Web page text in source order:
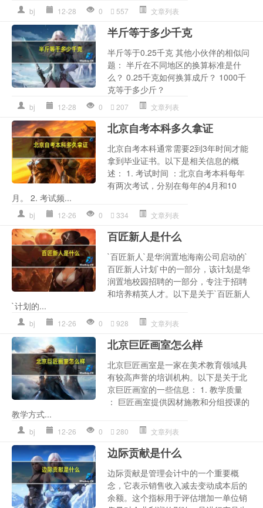
bj 12-28 0 557 文章列表
半斤等于多少千克
半斤等于0.25千克 其他小伙伴的相似问
题： 半斤在不同地区的换算标准是什
么？ 0.25千克如何换算成斤？ 1000千
克等于多少斤？
bj 12-28 0 207 文章列表
北京自考本科多久拿证
北京自考本科通常需要2到3年时间才能
拿到毕业证书。以下是相关信息的概
述： 1. 考试时间 ：北京自考本科每年
有两次考试，分别在每年的4月和10
月。 2. 考试频...
bj 12-26 0 334 文章列表
百匠新人是什么
`百匠新人`是华润置地海南公司启动的`
百匠新人计划`中的一部分，该计划是华
润置地校园招聘的一部分，专注于招聘
和培养精英人才。以下是关于`百匠新人
`计划的...
bj 12-26 0 928 文章列表
北京巨匠画室怎么样
北京巨匠画室是一家在美术教育领域具
有较高声誉的培训机构。以下是关于北
京巨匠画室的一些信息： 1. 教学质量
： 巨匠画室提供因材施教和分组授课的
教学方式...
bj 12-26 0 280 文章列表
边际贡献是什么
边际贡献是管理会计中的一个重要概
念，它表示销售收入减去变动成本后的
余额。这个指标用于评估增加一单位销